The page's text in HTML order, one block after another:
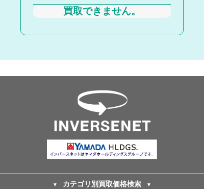
買取できません。
カテゴリ別買取価格検索